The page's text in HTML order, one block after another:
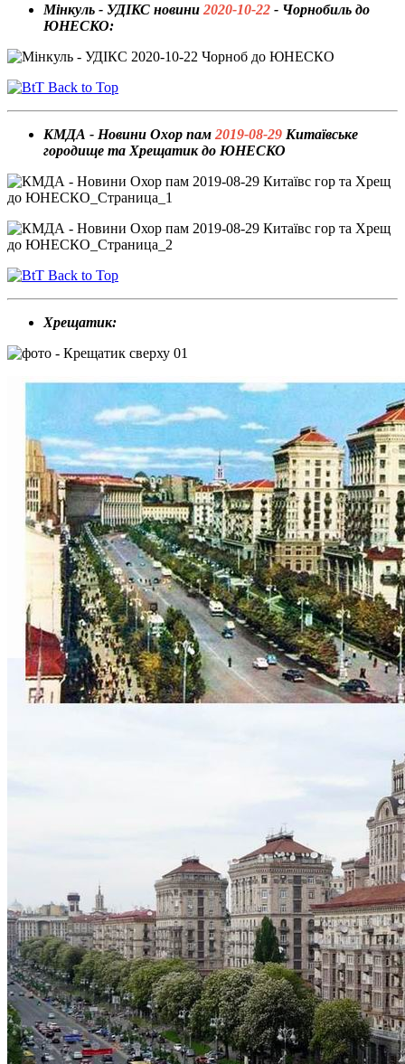
Мінкуль - УДІКС новини 2020-10-22 - Чорнобиль до
ЮНЕСКО:
Back to Top
КМДА - Новини Охор пам 2019-08-29 Китаївське
городище та Хрещатик до ЮНЕСКО
Back to Top
Хрещатик: